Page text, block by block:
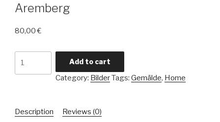
Aremberg
80,00€
Add to cart
Category: BilderTags: Gemälde, Home
Description Reviews (0)